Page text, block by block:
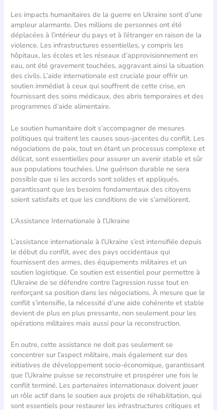
Les impacts humanitaires de la guerre en Ukraine sont d’une
ampleur alarmante. Des millions de personnes ont été
déplacées à l’intérieur du pays et à l’étranger en raison de la
violence. Les infrastructures essentielles, y compris les
hôpitaux, les écoles et les réseaux d’approvisionnement en
eau, ont été gravement touchées, aggravant ainsi la situation
des civils. L’aide internationale est cruciale pour offrir un
soutien immédiat à ceux qui souffrent de cette crise, en
fournissant des soins médicaux, des abris temporaires et des
programmes d’aide alimentaire.
Le soutien humanitaire doit s’accompagner de mesures
politiques qui traitent les causes sous-jacentes du conflit. Les
négociations de paix, tout en étant un processus complexe et
délicat, sont essentielles pour assurer un avenir stable et sûr
aux populations touchées. Une guérison durable ne sera
possible que si les accords sont solides et appliqués,
garantissant que les besoins fondamentaux des citoyens
soient satisfaits et que les conditions de vie s’améliorent.
L’Assistance Internationale à l’Ukraine
L’assistance internationale à l’Ukraine s’est intensifiée depuis
le début du conflit, avec des pays occidentaux qui
fournissent des armes, des équipements militaires et un
soutien logistique. Ce soutien est essentiel pour permettre à
l’Ukraine de se défendre contre l’agression russe tout en
renforçant sa position dans les négociations. À mesure que le
conflit s’intensifie, la nécessité d’une aide cohérente et stable
devient de plus en plus pressante, non seulement pour les
opérations militaires mais aussi pour la reconstruction.
En outre, cette assistance ne doit pas seulement se
concentrer sur l’aspect militaire, mais également sur des
initiatives de développement socio-économique, garantissant
que l’Ukraine puisse se reconstruire et prospérer une fois le
conflit terminé. Les partenaires internationaux doivent jouer
un rôle actif dans le soutien aux projets de réhabilitation, qui
sont essentiels pour restaurer les infrastructures critiques et